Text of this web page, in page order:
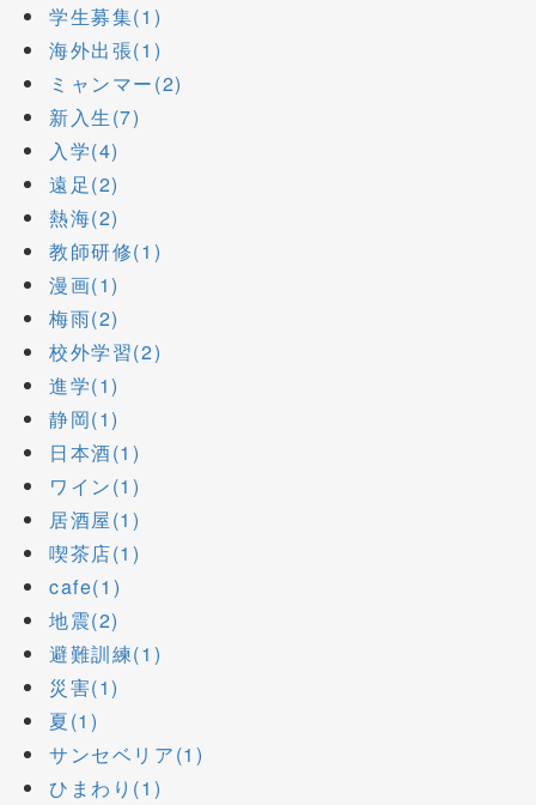
学生募集(1)
海外出張(1)
ミャンマー(2)
新入生(7)
入学(4)
遠足(2)
熱海(2)
教師研修(1)
漫画(1)
梅雨(2)
校外学習(2)
進学(1)
静岡(1)
日本酒(1)
ワイン(1)
居酒屋(1)
喫茶店(1)
cafe(1)
地震(2)
避難訓練(1)
災害(1)
夏(1)
サンセベリア(1)
ひまわり(1)